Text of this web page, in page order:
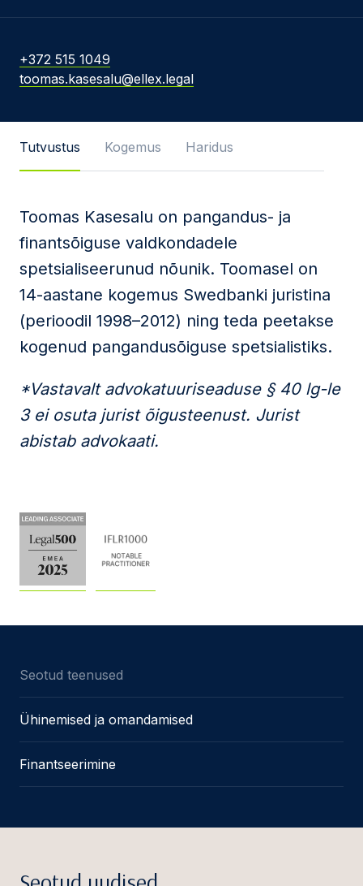
Nõustunprivaatsuspoliitikaja
kasutustingimustega
Seda veebilehte kaitseb reCAPTCHA ning kehtivad
Google'i
privaatsuspoliitika teenusetingimused
Saada
+372 515 1049
toomas.kasesalu@ellex.legal
Tutvustus Kogemus Haridus
Toomas Kasesalu on pangandus- ja
finantsõiguse valdkondadele
spetsialiseerunud nõunik. Toomasel on
14-aastane kogemus Swedbanki juristina
(perioodil 1998–2012) ning teda peetakse
kogenud pangandusõiguse spetsialistiks.
*Vastavalt advokatuuriseaduse § 40 lg-le
3 ei osuta jurist õigusteenust. Jurist
abistab advokaati.
Seotud teenused
Ühinemised ja omandamised
Finantseerimine